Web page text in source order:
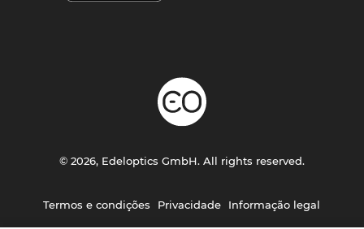
Termos e condições Privacidade Informação legal
© 2026, Edeloptics GmbH. All rights reserved.